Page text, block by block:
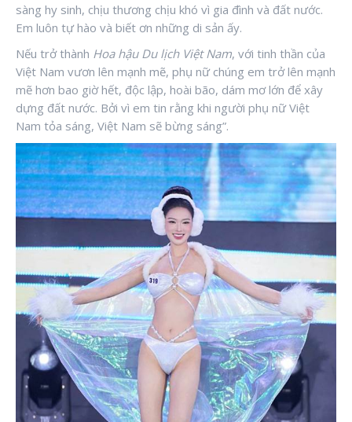
sàng hy sinh, chịu thương chịu khó vì gia đình và đất nước.
Em luôn tự hào và biết ơn những di sản ấy.
Nếu trở thành Hoa hậu Du lịch Việt Nam, với tinh thần của
Việt Nam vươn lên mạnh mẽ, phụ nữ chúng em trở lên mạnh
mẽ hơn bao giờ hết, độc lập, hoài bão, dám mơ lớn để xây
dựng đất nước. Bởi vì em tin rằng khi người phụ nữ Việt
Nam tỏa sáng, Việt Nam sẽ bừng sáng”.